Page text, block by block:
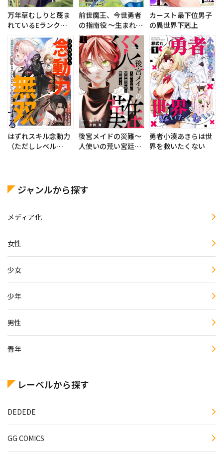
万年草むしりと蔑ま
れているEランク冒
険者、実は世界最強
の”植物魔術”で無双
する
前世魔王、今世勇者
の指南役 ～生まれ変
わった転生魔王は衰
退した世界で新たな
勇者を教育する～
カースト最下位男子
の異世界下剋上
はずれスキル念動力
（ただしレベル
とかいりません。念
じるだけで倒せます
後宮メイドの災難～
人使いの荒い宮廷書
勇者小湊あきらは世
界を救いたくない
ジャンルから探す
メディア化
女性
少女
少年
男性
青年
レーベルから探す
DEDEDE
GG COMICS